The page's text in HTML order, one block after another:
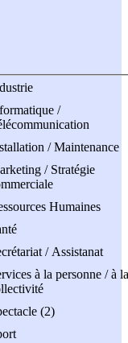
/
/ Maintenance
/ Stratégie
Humaines
/ Assistanat
à la personne / à la
(2)